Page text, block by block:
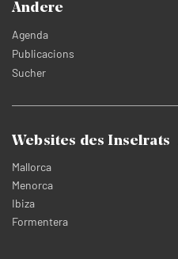
Andere
Agenda
Publicacions
Sucher
Websites des Inselrats
Mallorca
Menorca
Ibiza
Formentera